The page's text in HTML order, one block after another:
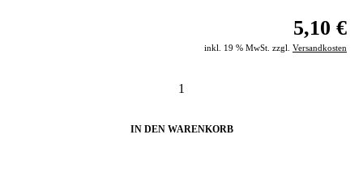
5,10 €
inkl. 19 % MwSt. zzgl. Versandkosten
IN DEN WARENKORB